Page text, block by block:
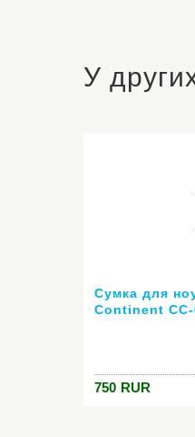
У
Сумка для
Continent
750 RUR